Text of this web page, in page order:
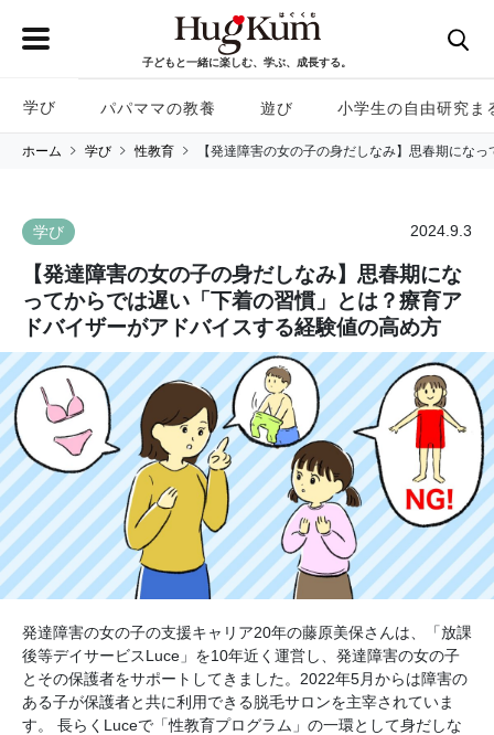
子どもと一緒に楽しむ、学ぶ、成長する。
学び パパママの教養 遊び 小学生の自由研究ま
ホーム 学び 性教育 【発達障害の女の子の身だしなみ】思春期にな
学び 2024.9.3
【発達障害の女の子の身だしなみ】思春期にな
ってからでは遅い「下着の習慣」とは？療育ア
ドバイザーがアドバイスする経験値の高め方
発達障害の女の子の支援キャリア20年の藤原美保さんは、「放課
後等デイサービスLuce」を10年近く運営し、発達障害の女の子
とその保護者をサポートしてきました。2022年5月からは障害の
ある子が保護者と共に利用できる脱毛サロンを主宰されていま
す。 長らくLuceで「性教育プログラム」の一環として身だしな